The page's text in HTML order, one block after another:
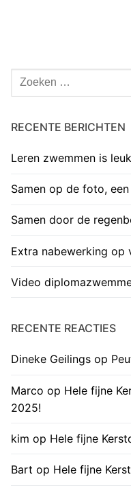
Zoeken
naar:
RECENTE BERICHTEN
Leren zwemmen is
Samen op de foto,
Samen door de
Extra nabewerking op
Video
RECENTE REACTIES
Dineke Geilings op
Marco op Hele fijne
2025!
kim op Hele fijne
Bart op Hele fijne